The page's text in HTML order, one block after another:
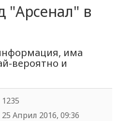
"Арсенал" в
има
вероятно и
1235
25 Април 2016, 09:36